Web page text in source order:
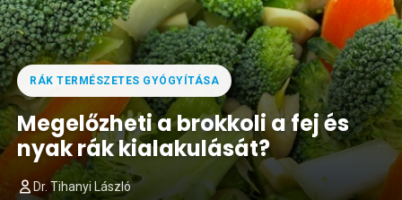
RÁK TERMÉSZETES GYÓGYÍTÁSA
Megelőzheti a brokkoli a fej és
nyak rák kialakulását?
Dr. Tihanyi László